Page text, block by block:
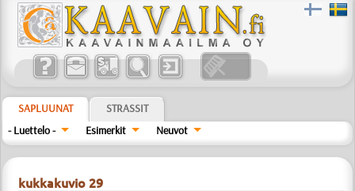
SAPLUUNAT
STRASSIT
- Luettelo -
Esimerkit Neuvot
kukkakuvio 29